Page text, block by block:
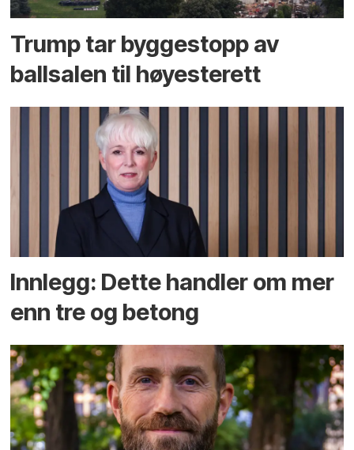
Trump tar byggestopp av
ballsalen til høyesterett
Innlegg: Dette handler om mer
enn tre og betong